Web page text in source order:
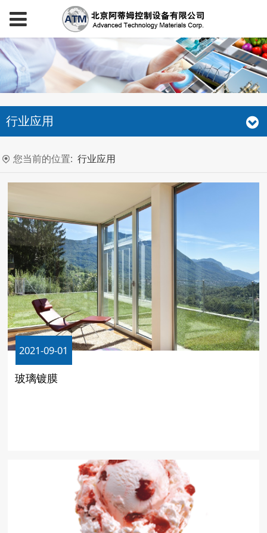
行业应用
您当前的位置: 行业应用
玻璃镀膜
2021-09-01